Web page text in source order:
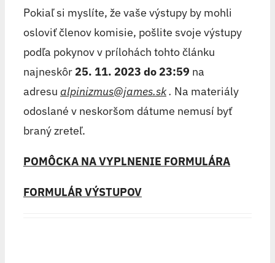
Pokiaľ si myslíte, že vaše výstupy by mohli
osloviť členov komisie, pošlite svoje výstupy
podľa pokynov v prílohách tohto článku
najneskôr 25. 11. 2023 do 23:59 na
adresu alpinizmus@james.sk. Na materiály
odoslané v neskoršom dátume nemusí byť
braný zreteľ.
POMÔCKA NA VYPLNENIE FORMULÁRA
FORMULÁR VÝSTUPOV